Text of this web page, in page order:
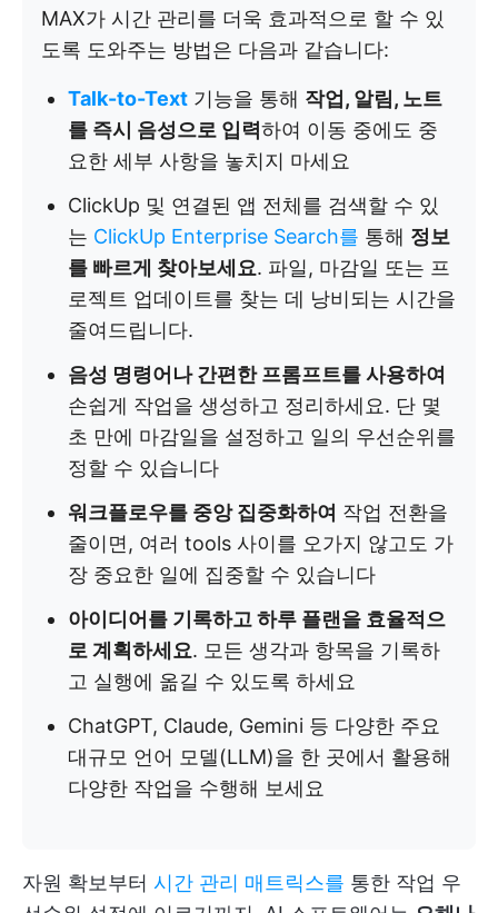
MAX가 시간 관리를 더욱 효과적으로 할 수 있
도록 도와주는 방법은 다음과 같습니다:
Talk-to-Text 기능을 통해 작업, 알림, 노트
를 즉시 음성으로 입력하여 이동 중에도 중
요한 세부 사항을 놓치지 마세요
ClickUp 및 연결된 앱 전체를 검색할 수 있
는 ClickUp Enterprise Search를 통해 정보
를 빠르게 찾아보세요. 파일, 마감일 또는 프
로젝트 업데이트를 찾는 데 낭비되는 시간을
줄여드립니다.
음성 명령어나 간편한 프롬프트를 사용하여
손쉽게 작업을 생성하고 정리하세요. 단 몇
초 만에 마감일을 설정하고 일의 우선순위를
정할 수 있습니다
워크플로우를 중앙 집중화하여 작업 전환을
줄이면, 여러 tools 사이를 오가지 않고도 가
장 중요한 일에 집중할 수 있습니다
아이디어를 기록하고 하루 플랜을 효율적으
로 계획하세요. 모든 생각과 항목을 기록하
고 실행에 옮길 수 있도록 하세요
ChatGPT, Claude, Gemini 등 다양한 주요
대규모 언어 모델(LLM)을 한 곳에서 활용해
다양한 작업을 수행해 보세요
자원 확보부터 시간 관리 매트릭스를 통한 작업 우